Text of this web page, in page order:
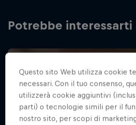
Potrebbe interessarti
Questo sito Web utilizza cookie
necessari. Con il tuo consenso,
utilizzerà cookie aggiuntivi
parti) o tecnologie simili per il
nostro sito, per scopi di